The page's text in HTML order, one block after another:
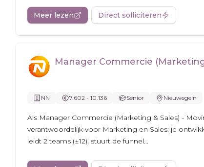
Meer lezen Direct solliciteren
Manager Commercie
NN 7.602 - 10.136 Senior Nieuwegein
Als Manager Commercie (Marketing & Sales) -
verantwoordelijk voor Marketing en Sales: je
leidt 2 teams (±12), stuurt de funnel...